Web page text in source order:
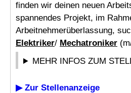
finden wir deinen neuen
spannendes Projekt, im
Arbeitnehmerüberlassung,
Elektriker/ Mechatroniker
MEHR INFOS ZUM
▶ Zur Stellenanzeige